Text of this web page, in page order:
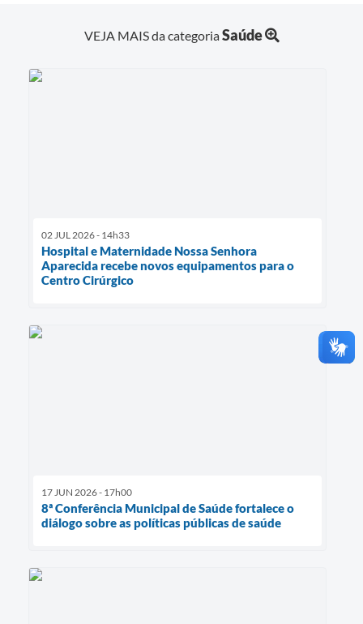
VEJA MAIS da categoriaSaúde
02 JUL 2026 - 14h33
Hospital e Maternidade Nossa Senhora
Aparecida recebe novos equipamentos para o
Centro Cirúrgico
17 JUN 2026 - 17h00
8ª Conferência Municipal de Saúde fortalece o
diálogo sobre as políticas públicas de saúde